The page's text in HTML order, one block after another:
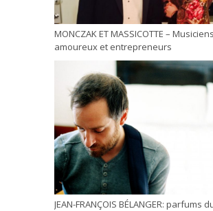
MONCZAK ET MASSICOTTE –
amoureux et entrepreneurs
JEAN-FRANÇOIS BÉLANGER: parfums